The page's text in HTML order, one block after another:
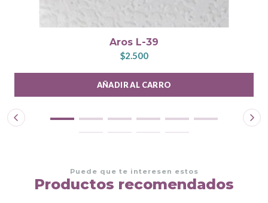
Aros L-39
$2.500
AÑADIR AL CARRO
Puede que te interesen estos
Productos recomendados